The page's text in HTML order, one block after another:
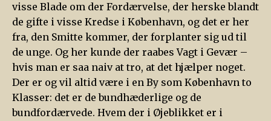
visse Blade om der Fordærvelse, der herske blandt
de gifte i visse Kredse i København, og det er her
fra, den Smitte kommer, der forplanter sig ud til
de unge. Og her kunde der raabes Vagt i Gevær –
hvis man er saa naiv at tro, at det hjælper noget.
Der er og vil altid være i en By som København to
Klasser: det er de bundhæderlige og de
bundfordærvede. Hvem der i Øjeblikket er i